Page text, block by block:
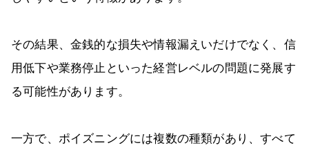
その結果、金銭的な損失や情報漏えいだけでなく、信
用低下や業務停止といった経営レベルの問題に発展す
る可能性があります。
一方で、ポイズニングには複数の種類があり、すべて